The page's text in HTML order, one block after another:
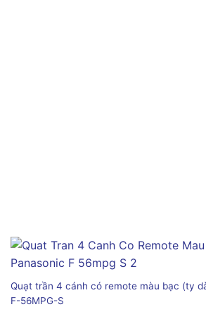
Quạt trần 4 cánh có remote màu bạc (ty
F-56MPG-S